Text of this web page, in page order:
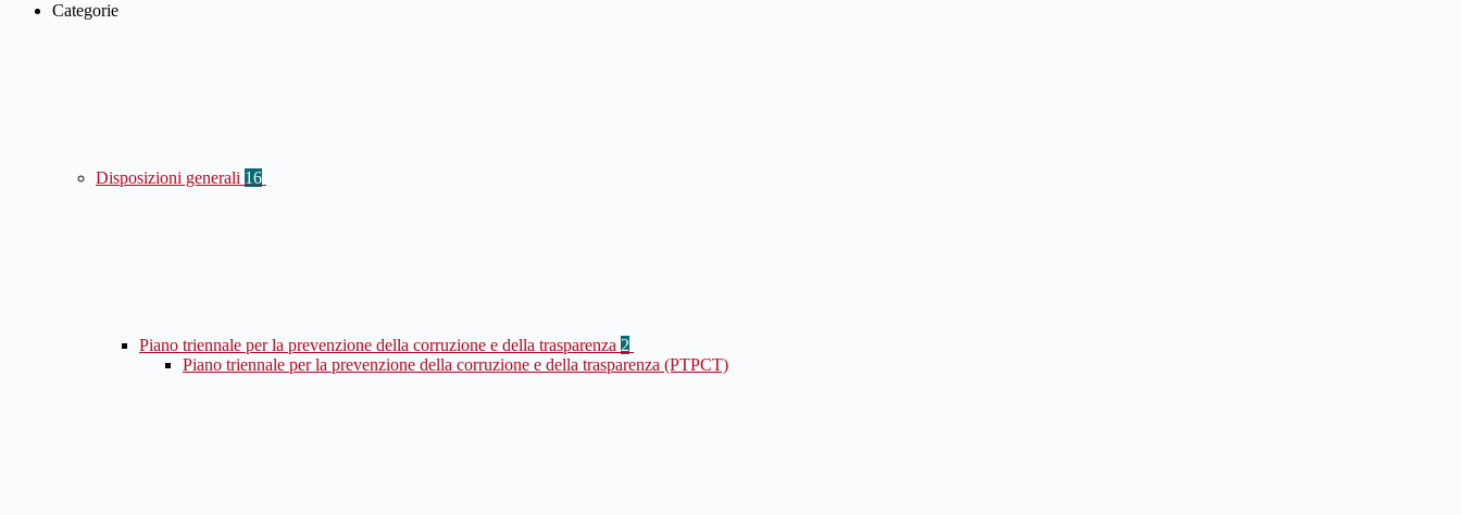
Categorie
Disposizioni generali 16
Piano triennale per la prevenzione della corruzione e della trasparenza 2
Piano triennale per la prevenzione della corruzione e della trasparenza (PTPCT)